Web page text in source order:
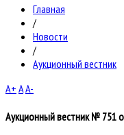
Главная
/
Новости
/
Аукционный вестник
A+ AA-
Аукционный вестник № 751